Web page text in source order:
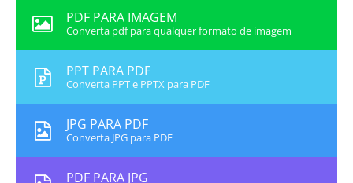
PDF PARA IMAGEM
Converta pdf para qualquer formato de imagem
PPT PARA PDF
Converta PPT e PPTX para PDF
JPG PARA PDF
Converta JPG para PDF
PDF PARA JPG